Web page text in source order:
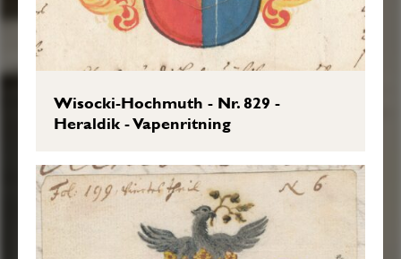
Wisocki-Hochmuth - Nr. 829 -
Heraldik - Vapenritning